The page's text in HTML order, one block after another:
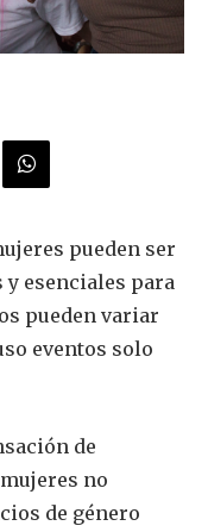
pueden ser
esenciales para
pueden variar
eventos solo
de
no
de género